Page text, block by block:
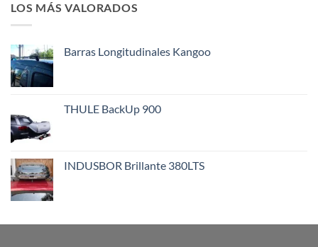
LOS MÁS VALORADOS
Barras Longitudinales Kangoo
THULE BackUp 900
INDUSBOR Brillante 380LTS